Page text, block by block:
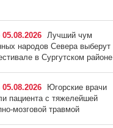
05.08.2026 Лучший чум
народов Севера выберут
в Сургутском районе
05.08.2026
Югорские врачи
пациента с тяжелейшей
мозговой травмой